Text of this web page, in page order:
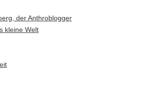
der Anthroblogger
kleine Welt